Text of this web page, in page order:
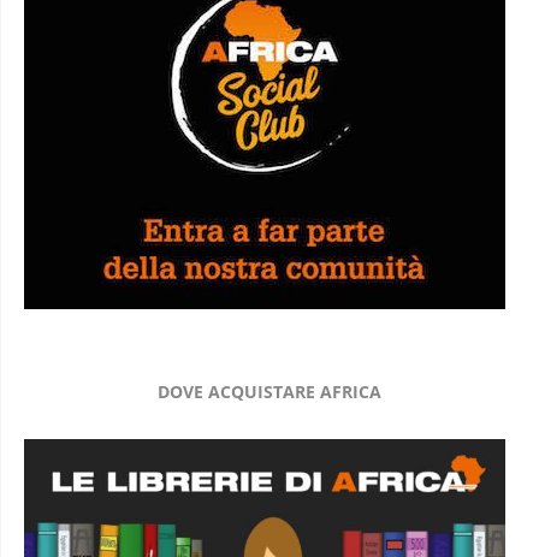
DOVE ACQUISTARE AFRICA